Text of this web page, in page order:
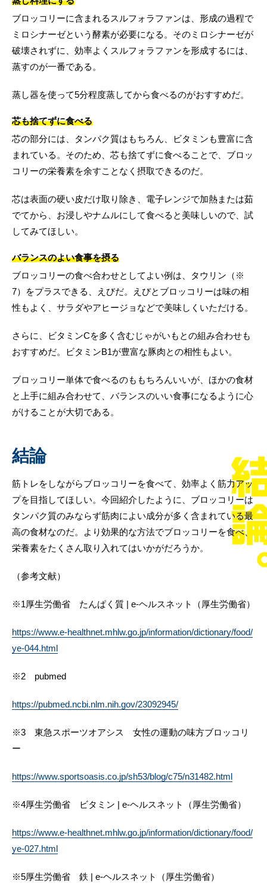
ブロッコリーに含まれるスルフォラファンは、形成の過程で
ミロシナーゼという酵素が必要になる。そのミロシナーゼが
破壊されずに、効率よくスルフォラファンを形成するには、
蒸すのが一番である。
蒸し器を使って5分程度蒸してから食べるのがおすすめだ。
芯も捨てずに食べる
芯の部分には、タンパク質はもちろん、ビタミンも豊富に含
まれている。そのため、芯も捨てずに食べることで、ブロッ
コリーの栄養素を余すことなく摂取できるのだ。
芯は表面の硬い皮だけ取り除き、電子レンジで加熱または茹
でてから、お浸しやナムルにして食べると美味しいので、試
してみてほしい。
バランスのよい食事を摂る
ブロッコリーの食べ合わせとしてよい例は、タウリン（※
7）をプラスできる、えびだ。えびとブロッコリーは味の相
性もよく、サラダやアヒージョなどで美味しくいただける。
さらに、ビタミンCを多く含むじゃがいもとの組み合わせも
おすすめだ。ビタミンB1が豊富な豚肉との相性もよい。
ブロッコリー単体で食べるのももちろんいいが、ほかの食材
と上手に組み合わせて、バランスのいい食事になるように心
がけることが大切である。
結論
筋トレをしながらブロッコリーを食べて、効率よく筋力アッ
プを目指してほしい。今回紹介したように、ブロッコリーは
タンパク質のみならず筋肉によい成分が多く含まれている最
高の食材なのだ。より効果的な方法でブロッコリーを食べ、
栄養素をたくさん取り入れてはいかがだろうか。
（参考文献）
※1厚生労働省 たんぱく質 | e-ヘルスネット（厚生労働省）
https://www.e-healthnet.mhlw.go.jp/information/dictionary/food/
ye-044.html
※2 pubmed
https://pubmed.ncbi.nlm.nih.gov/23092945/
※3 東急スポーツオアシス 女性の運動の味方ブロッコリ
ー
https://www.sportsoasis.co.jp/sh53/blog/c75/n31482.html
※4厚生労働省 ビタミン | e-ヘルスネット（厚生労働省）
https://www.e-healthnet.mhlw.go.jp/information/dictionary/food/
ye-027.html
※5厚生労働省 鉄 | e-ヘルスネット（厚生労働省）